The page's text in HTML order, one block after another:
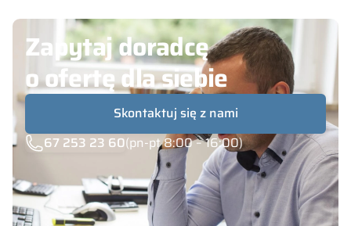
Zapytaj doradcę
o ofertę dla siebie
Skontaktuj się z nami
67 253 23 60(pn-pt 8:00 – 16:00)